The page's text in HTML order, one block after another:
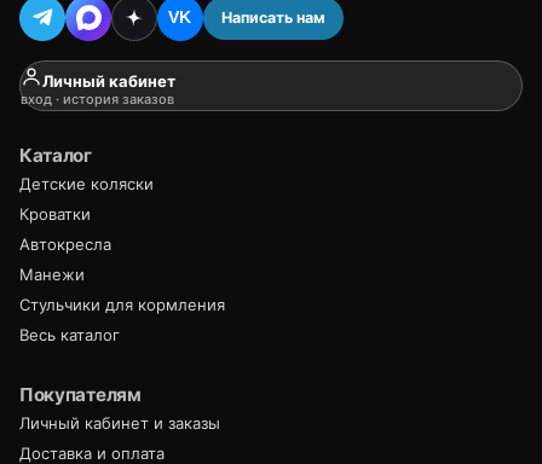
VK Написать нам
Личный кабинет
вход · история заказов
Каталог
Детские коляски
Кроватки
Автокресла
Манежи
Стульчики для кормления
Весь каталог
Покупателям
Личный кабинет и заказы
Доставка и оплата